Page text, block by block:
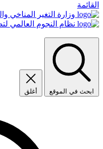
القائمة
وزارة التغير المناخي
نظام النجوم العالمي
ابحث في الموقع أغلق